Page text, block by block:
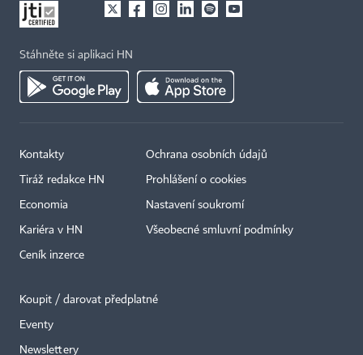
Stáhněte si aplikaci HN
Kontakty
Tiráž redakce HN
Economia
Kariéra v HN
Ceník inzerce
Ochrana osobních údajů
Prohlášení o cookies
Nastavení soukromí
Všeobecné smluvní podmínky
Koupit / darovat předplatné
Eventy
Newslettery